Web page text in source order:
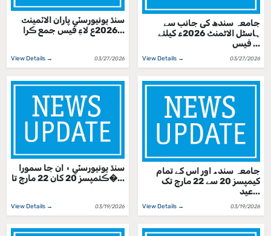
سنڌ يونيورسٽي پاران الاٽمينٽ
2026ع لاءِ فيس جمع ڪرا...
View Details → 03/27/2026
جامعہ سندھ کی جانب سے
ہاسٹل الاٹمنٹ 2026ء کیلئے
فیس ...
View Details → 03/27/2026
سنڌ يونيورسٽي ۽ ان جا سمورا
ڪئمپسز 20 کان 22 مارچ تا�...
View Details → 03/19/2026
جامعہ سندھ اور اس کے تمام
کیمپسز 20 سے 22 مارچ تک
عید...
View Details → 03/19/2026